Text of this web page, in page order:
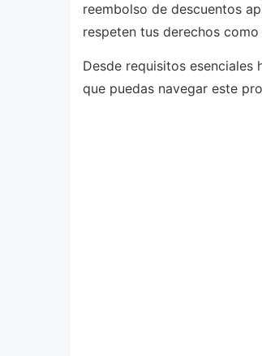
reembolso de descuentos
respeten tus derechos
Desde requisitos
que puedas navegar este